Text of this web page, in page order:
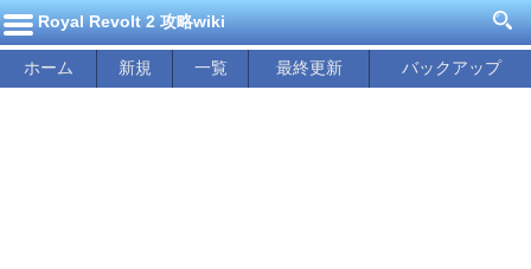
Royal Revolt 2 攻略wiki
ホーム 新規 一覧 最終更新 バックアップ